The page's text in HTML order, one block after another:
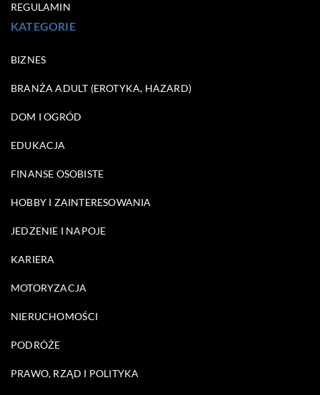
REGULAMIN
KATEGORIE
BIZNES
BRANŻA ADULT (EROTYKA, HAZARD)
DOM I OGRÓD
EDUKACJA
FINANSE OSOBISTE
HOBBY I ZAINTERESOWANIA
JEDZENIE I NAPOJE
KARIERA
MOTORYZACJA
NIERUCHOMOŚCI
PODRÓŻE
PRAWO, RZĄD I POLITYKA